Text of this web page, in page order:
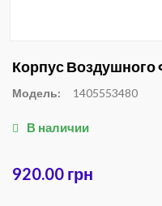
Корпус Воздушного
Модель: 1405553480
В наличии
920.00 грн